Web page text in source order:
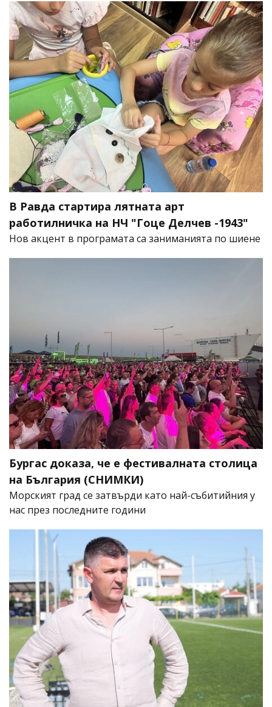
В Равда стартира лятната арт
работилничка на НЧ "Гоце Делчев -1943"
Нов акцент в програмата са заниманията по шиене
Бургас доказа, че е фестивалната столица
на България (СНИМКИ)
Морският град се затвърди като най-събитийния у
нас през последните години